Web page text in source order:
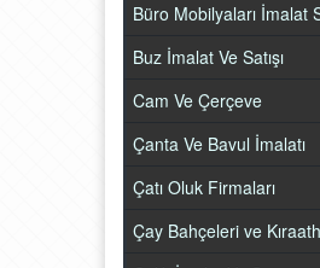
Büro Mobilyaları İmalat
Buz İmalat Ve Satışı
Cam Ve Çerçeve
Çanta Ve Bavul İmalatı
Çatı Oluk Firmaları
Çay Bahçeleri ve